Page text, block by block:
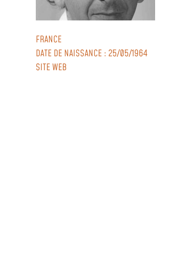
FRANCE
DATE DE NAISSANCE : 25/05/1964
SITE WEB